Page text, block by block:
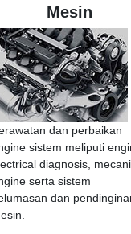
Mesin
dan perbaikan
sistem meliputi
diagnosis,
serta sistem
dan